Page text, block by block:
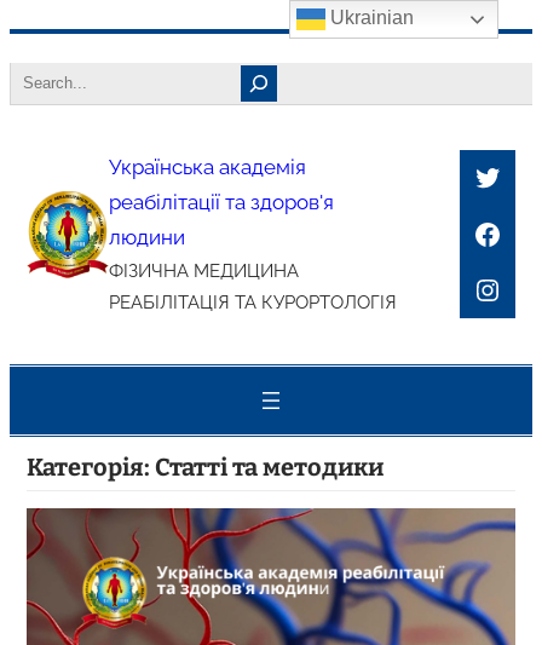
до
Search
Українська академія
реабілітації та здоров'я
людини
ФІЗИЧНА МЕДИЦИНА
РЕАБІЛІТАЦІЯ ТА КУРОРТОЛОГІЯ
Категорія: Статті та методики
Ukrainian